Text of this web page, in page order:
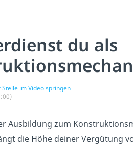
du als
Stelle im Video springen
Ausbildung zum
die Höhe deiner Vergütung